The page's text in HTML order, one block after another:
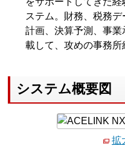
ステム。財務、税務
計画、決算予測、事
載して、攻めの事務所
システム概要図
拡